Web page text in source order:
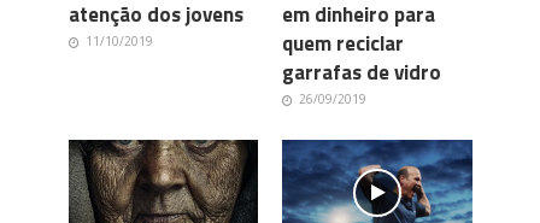
atenção dos jovens
11/10/2019
em dinheiro para
quem reciclar
garrafas de vidro
26/09/2019